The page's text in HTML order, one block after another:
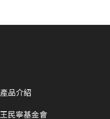
產品介紹
王民寧基金會